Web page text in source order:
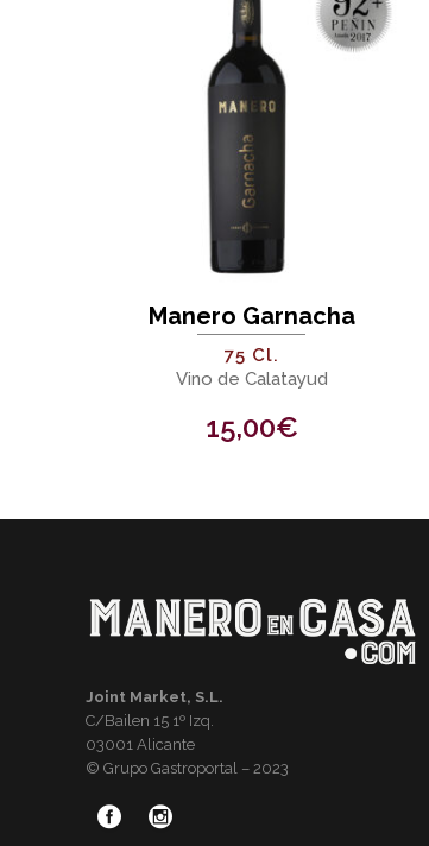
Manero Garnacha
75 Cl.
Vino de Calatayud
15,00€
Joint Market, S.L.
C/Bailen 15 1º Izq.
03001 Alicante
© Grupo Gastroportal – 2023